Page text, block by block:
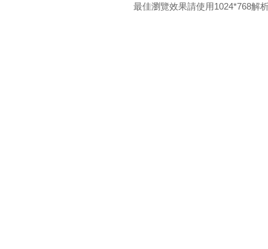
最佳瀏覽效果請使用